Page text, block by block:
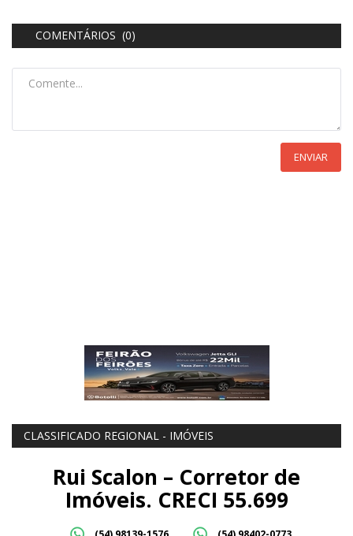
COMENTÁRIOS (0)
ENVIAR
CLASSIFICADO REGIONAL - IMÓVEIS
Rui Scalon – Corretor de
Imóveis. CRECI 55.699